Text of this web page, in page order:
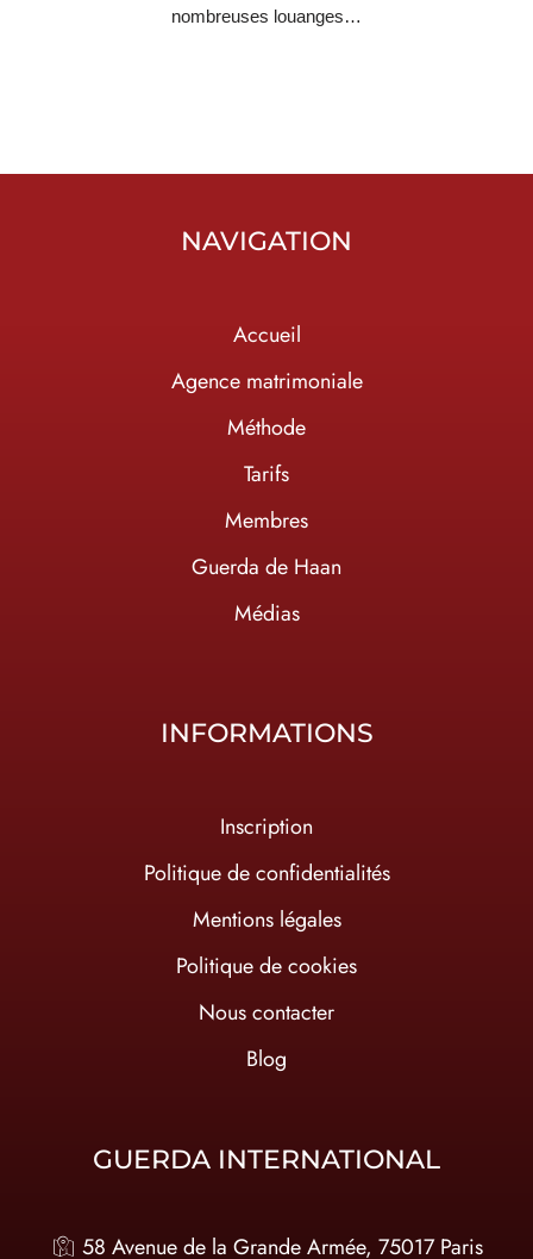
nombreuses louanges…
NAVIGATION
Accueil
Agence matrimoniale
Méthode
Tarifs
Membres
Guerda de Haan
Médias
INFORMATIONS
Inscription
Politique de confidentialités
Mentions légales
Politique de cookies
Nous contacter
Blog
GUERDA INTERNATIONAL
58 Avenue de la Grande Armée, 75017 Paris